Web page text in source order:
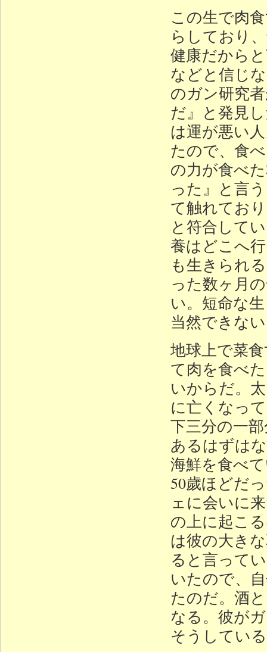
この生で肉
らしており
健康だから
などと信じ
のガン研究
だ』と発見
は運が悪い
たので、食
の力が食べ
った』と言
て触れてお
と符合して
養はどこへ
も生きられ
った数ヶ月
い。短命な
当然できな
地球上で菜
て肉を食べ
いからだ。
に亡くなっ
下三分の一
あるはずは
海鮮を食べ
50歲ほどだ
ェに会いに
の上に起こ
は彼の大き
ると言って
いたので、
たのだ。酒
なる。彼が
そうしてい